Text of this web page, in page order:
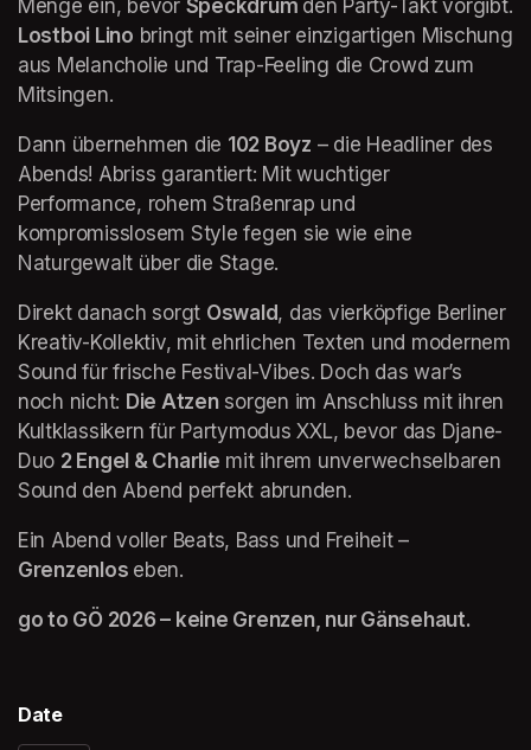
Menge ein, bevor Speckdrum
Lostboi Lino bringt mit seiner einzigartigen Mischung
aus Melancholie und Trap-Feeling die Crowd zum
Mitsingen.
Dann übernehmen die 102 Boyz – die Headliner des
Abends! Abriss garantiert: Mit wuchtiger
Performance, rohem Straßenrap und
kompromisslosem Style fegen sie wie eine
Naturgewalt über die Stage.
Direkt danach sorgt Oswald, das vierköpfige Berliner
Kreativ-Kollektiv, mit ehrlichen Texten und modernem
Sound für frische Festival-Vibes. Doch das war’s
noch nicht: Die Atzen sorgen im Anschluss mit ihren
Kultklassikern für Partymodus XXL, bevor das Djane-
Duo 2 Engel & Charlie mit ihrem unverwechselbaren
Sound den Abend perfekt abrunden.
Grenzenlos eben.
go to GÖ 2026 – keine Grenzen, nur Gänsehaut.
Date